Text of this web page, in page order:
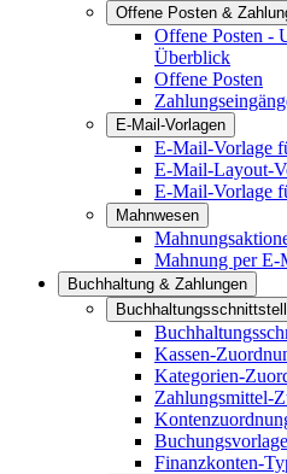
Offene Posten &
Offene Posten -
Überblick
Offene Posten
E-Mail-Vorlagen
E-Mail-Vorlage
E-Mail-Layout-
E-Mail-Vorlage
Mahnwesen
Mahnung per E-
Buchhaltung & Zahlungen
Kassen-
Kategorien-
Zahlungsmittel-
Finanzkonten-